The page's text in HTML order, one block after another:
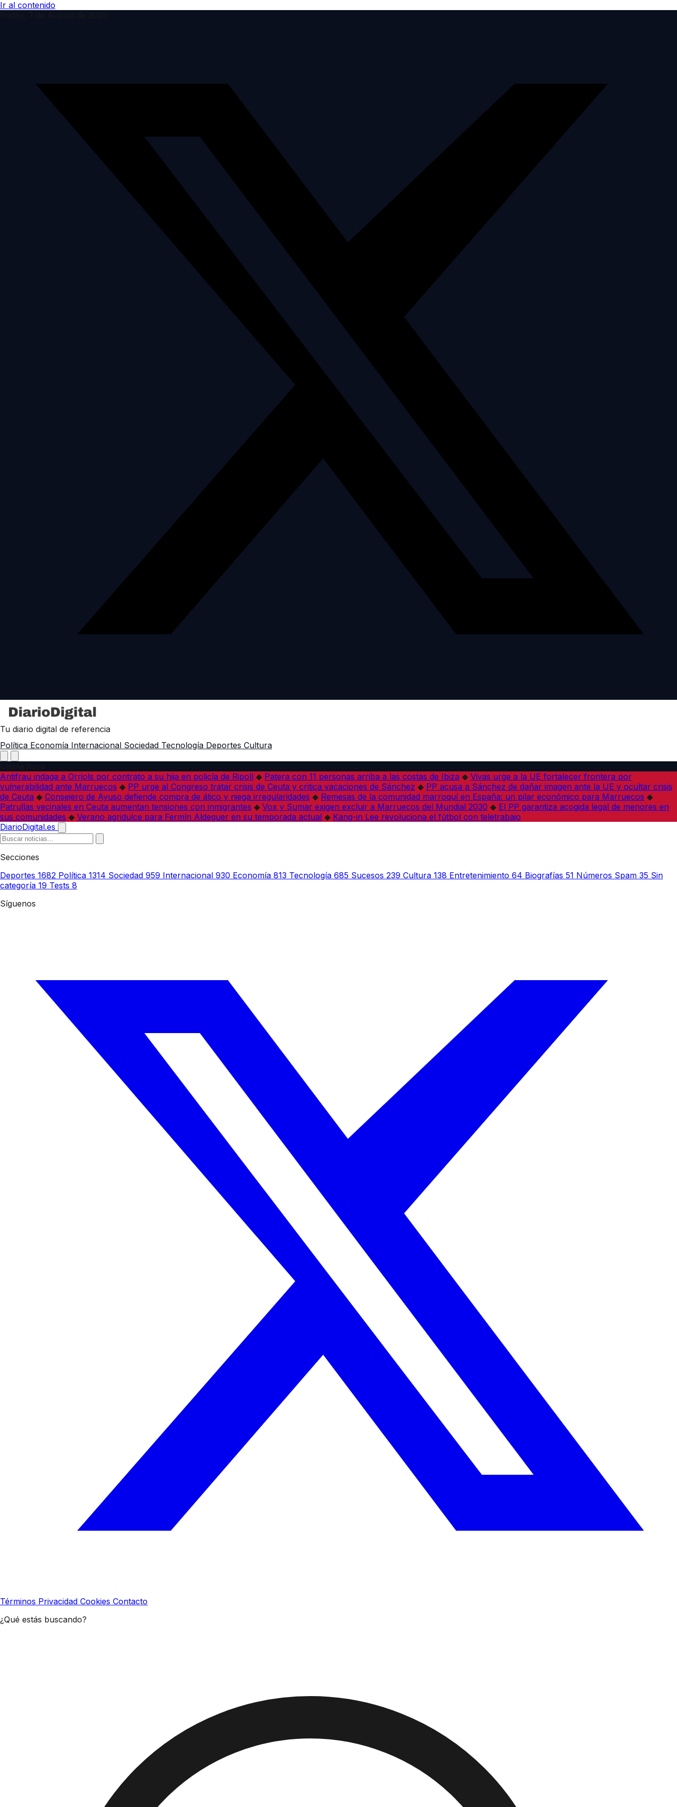
Ir al contenido
Tu diario digital de referencia
Política Economía Internacional Sociedad Tecnología Deportes Cultura
Antifrau indaga a Orriols por contrato a su hija en policía de Ripoll ◆ Patera con 11 personas arriba a las costas de Ibiza ◆ Vivas urge a la UE fortalecer frontera por
vulnerabilidad ante Marruecos ◆ PP urge al Congreso tratar crisis de Ceuta y critica vacaciones de Sánchez ◆ PP acusa a Sánchez de dañar imagen ante la UE y ocultar crisis
de Ceuta ◆ Consejero de Ayuso defiende compra de ático y niega irregularidades ◆ Remesas de la comunidad marroquí en España: un pilar económico para Marruecos ◆
Patrullas vecinales en Ceuta aumentan tensiones con inmigrantes ◆ Vox y Sumar exigen excluir a Marruecos del Mundial 2030 ◆ El PP garantiza acogida legal de menores en
sus comunidades ◆ Verano agridulce para Fermín Aldeguer en su temporada actual ◆ Kang-in Lee revoluciona el fútbol con teletrabajo
DiarioDigital.es
Secciones
Deportes 1682 Política 1314 Sociedad 959 Internacional 930 Economía 813 Tecnología 685 Sucesos 239 Cultura 138 Entretenimiento 64 Biografías 51 Números Spam 35 Sin
categoría 19 Tests 8
Síguenos
Términos Privacidad Cookies Contacto
¿Qué estás buscando?